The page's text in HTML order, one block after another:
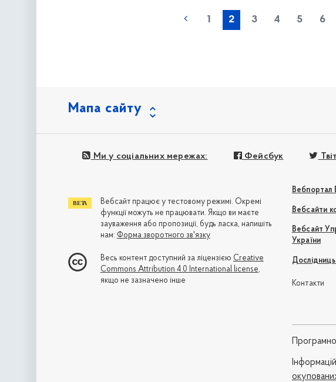
1 2 3 4 5 6
Мапа сайту
Ми у соціальних мережах: Фейсбук
Вебпортал
Вебсайти
Вебсайт
України
Контакти
Вебсайт працює у тестовому режимі. Окремі
функції можуть не працювати. Якщо ви маєте
зауваження або пропозиції, будь ласка, напишіть
нам: Форма зворотного зв'язку
Весь контент доступний за ліцензією Creative
Commons Attribution 4.0 International license,
якщо не зазначено інше